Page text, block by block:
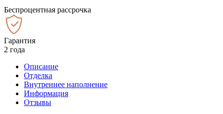
Беспроцентная рассрочка
Гарантия
2 года
Описание
Отделка
Внутреннее наполнение
Информация
Отзывы